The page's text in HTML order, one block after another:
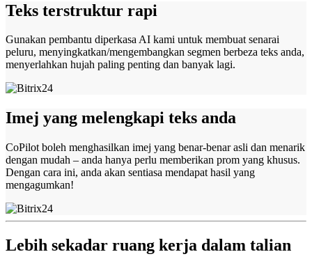
Teks terstruktur rapi
Gunakan pembantu diperkasa AI kami untuk membuat senarai
peluru, menyingkatkan/mengembangkan segmen berbeza teks anda,
menyerlahkan hujah paling penting dan banyak lagi.
Imej yang melengkapi teks anda
CoPilot boleh menghasilkan imej yang benar-benar asli dan menarik
dengan mudah – anda hanya perlu memberikan prom yang khusus.
Dengan cara ini, anda akan sentiasa mendapat hasil yang
mengagumkan!
Lebih sekadar ruang kerja dalam talian